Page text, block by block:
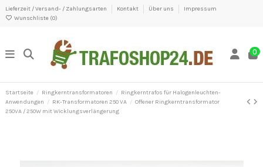
Lieferzeit / Versand- / Zahlungsarten Kontakt Über uns
Impressum
Wunschliste (0)
0
Startseite Ringkerntransformatoren
Ringkerntrafos für Halogenleuchten-
Anwendungen
RK-Transformatoren 250 VA
Offener Ringkerntransformator
250VA / 250W mit Wicklungsverlängerung